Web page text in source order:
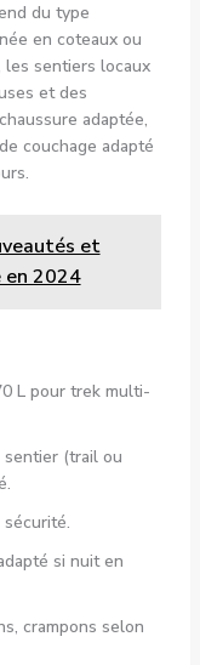
du type
en coteaux ou
les sentiers locaux
et des
adaptée,
couchage adapté
et
2024
L pour trek multi-
sentier (trail ou
si nuit en
crampons selon